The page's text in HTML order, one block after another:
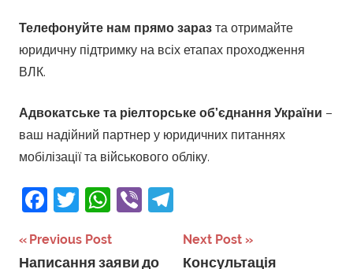
Телефонуйте нам прямо зараз та отримайте
юридичну підтримку на всіх етапах проходження
ВЛК.
Адвокатське та ріелторське об’єднання України –
ваш надійний партнер у юридичних питаннях
мобілізації та військового обліку.
Facebook
Twitter
WhatsApp
Viber
Навігація
Previous Post
Написання заяви до
Next Post
Консультація